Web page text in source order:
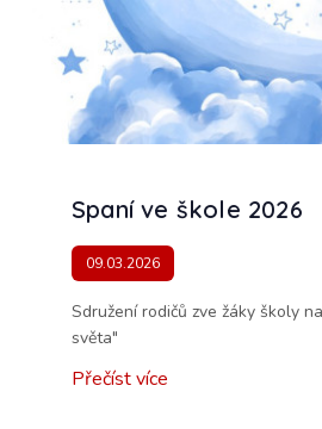
Spaní ve škole 2026
09.03.2026
Sdružení rodičů zve žáky školy
světa"
Přečíst více